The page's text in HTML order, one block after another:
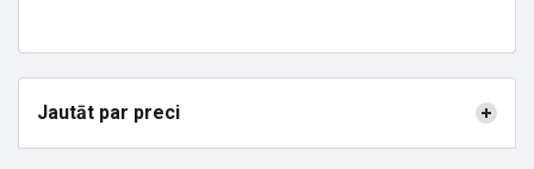
Jautāt par preci